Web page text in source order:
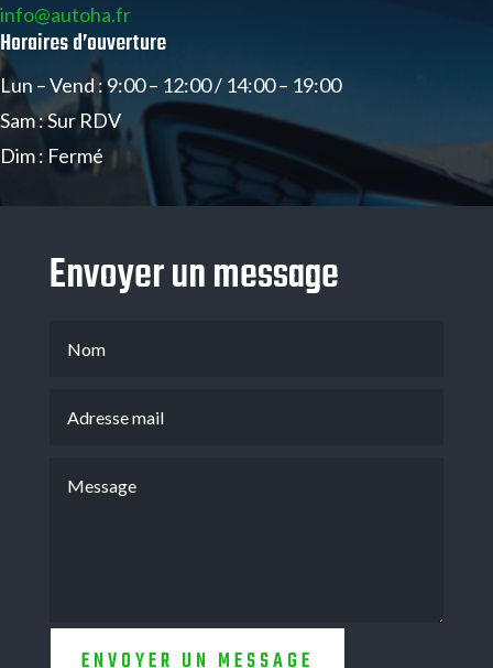
info@autoha.fr
Horaires d’ouverture
Lun – Vend : 9:00 – 12:00 / 14:00 – 19:00
Sam : Sur RDV
Dim : Fermé
Envoyer un message